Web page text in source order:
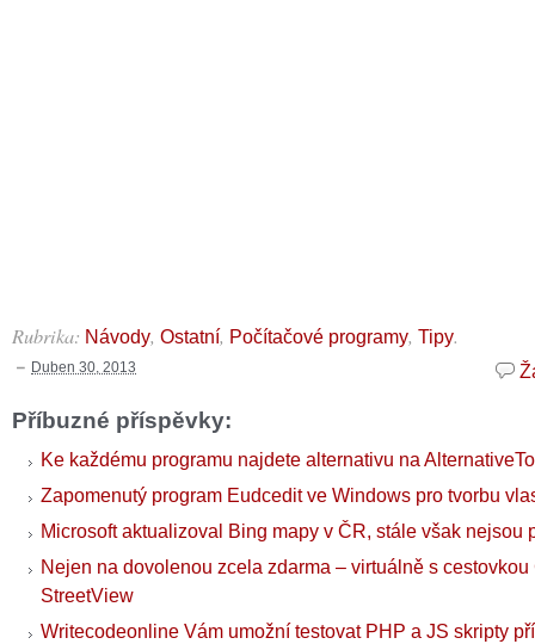
Rubrika: Návody, Ostatní, Počítačové programy, Tipy.
Duben 30, 2013
Příbuzné příspěvky:
Ke každému programu najdete alternativu na
Zapomenutý program Eudcedit ve Windows pro tvorbu
Microsoft aktualizoval Bing mapy v ČR, stále však nejsou
Nejen na dovolenou zcela zdarma – virtuálně s
StreetView
Writecodeonline Vám umožní testovat PHP a JS skripty